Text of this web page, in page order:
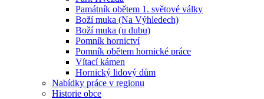
Památník obětem 1. světové války
Boží muka (Na Výhledech)
Boží muka (u dubu)
Pomník hornictví
Pomník obětem hornické práce
Vítací kámen
Hornický lidový dům
Nabídky práce v regionu
Historie obce